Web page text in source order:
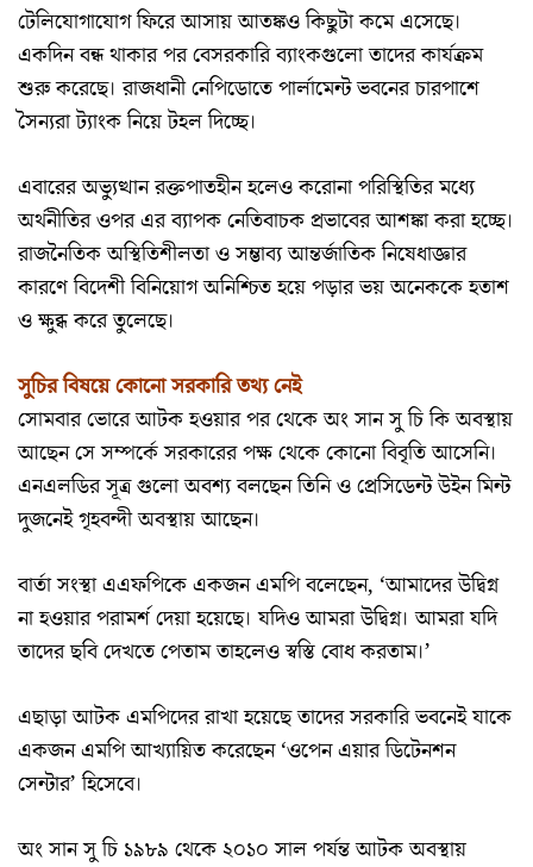
টেলিযোগাযোগ ফিরে আসায় আতঙ্কও কিছুটা কমে এসেছে।
একদিন বন্ধ থাকার পর বেসরকারি ব্যাংকগুলো তাদের কার্যক্রম
শুরু করেছে। রাজধানী নেপিডোতে পার্লামেন্ট ভবনের চারপাশে
সৈন্যরা ট্যাংক নিয়ে টহল দিচ্ছে।
এবারের অভ্যুত্থান রক্তপাতহীন হলেও করোনা পরিস্থিতির মধ্যে
অর্থনীতির ওপর এর ব্যাপক নেতিবাচক প্রভাবের আশঙ্কা করা হচ্ছে।
রাজনৈতিক অস্থিতিশীলতা ও সম্ভাব্য আন্তর্জাতিক নিষেধাজ্ঞার
কারণে বিদেশী বিনিয়োগ অনিশ্চিত হয়ে পড়ার ভয় অনেককে হতাশ
ও ক্ষুব্ধ করে তুলেছে।
সুচির বিষয়ে কোনো সরকারি তথ্য নেই
সোমবার ভোরে আটক হওয়ার পর থেকে অং সান সু চি কি অবস্থায়
আছেন সে সম্পর্কে সরকারের পক্ষ থেকে কোনো বিবৃতি আসেনি।
এনএলডির সূত্র গুলো অবশ্য বলছেন তিনি ও প্রেসিডেন্ট উইন মিন্ট
দুজনেই গৃহবন্দী অবস্থায় আছেন।
বার্তা সংস্থা এএফপিকে একজন এমপি বলেছেন, ‘আমাদের উদ্বিগ্ন
না হওয়ার পরামর্শ দেয়া হয়েছে। যদিও আমরা উদ্বিগ্ন। আমরা যদি
তাদের ছবি দেখতে পেতাম তাহলেও স্বস্তি বোধ করতাম।’
এছাড়া আটক এমপিদের রাখা হয়েছে তাদের সরকারি ভবনেই যাকে
একজন এমপি আখ্যায়িত করেছেন ‘ওপেন এয়ার ডিটেনশন
সেন্টার’ হিসেবে।
অং সান সু চি ১৯৮৯ থেকে ২০১০ সাল পর্যন্ত আটক অবস্থায়